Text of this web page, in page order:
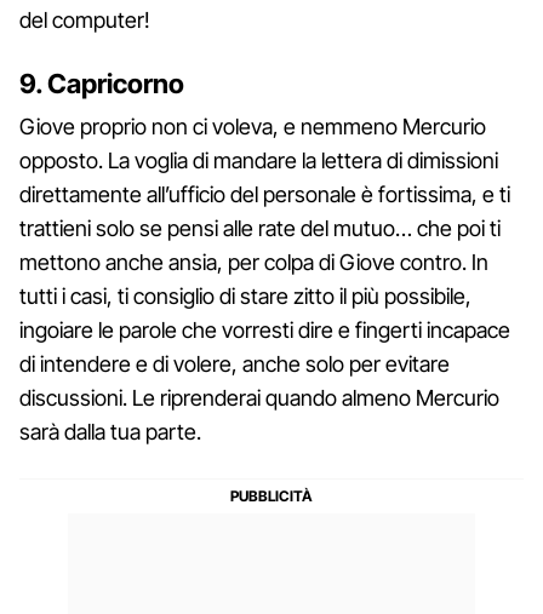
del computer!
9. Capricorno
Giove proprio non ci voleva, e nemmeno Mercurio
opposto. La voglia di mandare la lettera di dimissioni
direttamente all’ufficio del personale è fortissima, e ti
trattieni solo se pensi alle rate del mutuo… che poi ti
mettono anche ansia, per colpa di Giove contro. In
tutti i casi, ti consiglio di stare zitto il più possibile,
ingoiare le parole che vorresti dire e fingerti incapace
di intendere e di volere, anche solo per evitare
discussioni. Le riprenderai quando almeno Mercurio
sarà dalla tua parte.